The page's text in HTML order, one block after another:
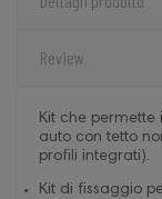
Review
Kit che permette
auto con tetto
profili integrati).
Kit di fissaggio